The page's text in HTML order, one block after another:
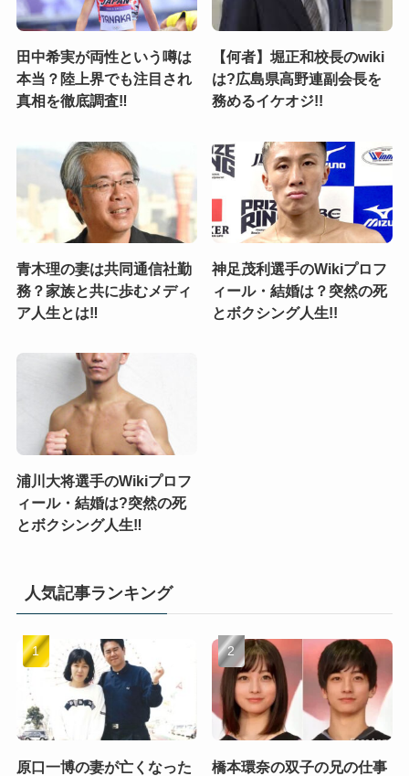
田中希実が両性という噂は
本当？陸上界でも注目され
真相を徹底調査‼
【何者】堀正和校長のwiki
は?広島県高野連副会長を
務めるイケオジ!!
青木理の妻は共同通信社勤
務？家族と共に歩むメディ
ア人生とは‼
神足茂利選手のWikiプロフ
ィール・結婚は？突然の死
とボクシング人生!!
浦川大将選手のWikiプロフ
ィール・結婚は?突然の死
とボクシング人生‼
人気記事ランキング
原口一博の妻が亡くなった
橋本環奈の双子の兄の仕事